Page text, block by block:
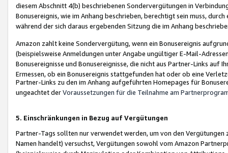
diesem Abschnitt 4(b) beschriebenen Sondervergütungen in
Bonusereignis, wie im Anhang beschrieben, berechtigt sein muss,
während der sich daraus ergebenden Sitzung die im Anhang
Amazon zahlt keine Sondervergütung, wenn ein Bonusereignis
(beispielsweise Anmeldungen unter Angabe ungültiger E-Mail-
Bonusereignisse und Bonusereignisse, die nicht aus Partner-Links auf
Ermessen, ob ein Bonusereignis stattgefunden hat oder ob eine
Partner-Links zu den im Anhang aufgeführten Homepages für
ungeachtet derVoraussetzungen für die Teilnahme am
5. Einschränkungen in Bezug auf Vergütungen
Partner-Tags sollten nur verwendet werden, um von den
Namen handelt) versuchst, Vergütungen sowohl vom Amazon